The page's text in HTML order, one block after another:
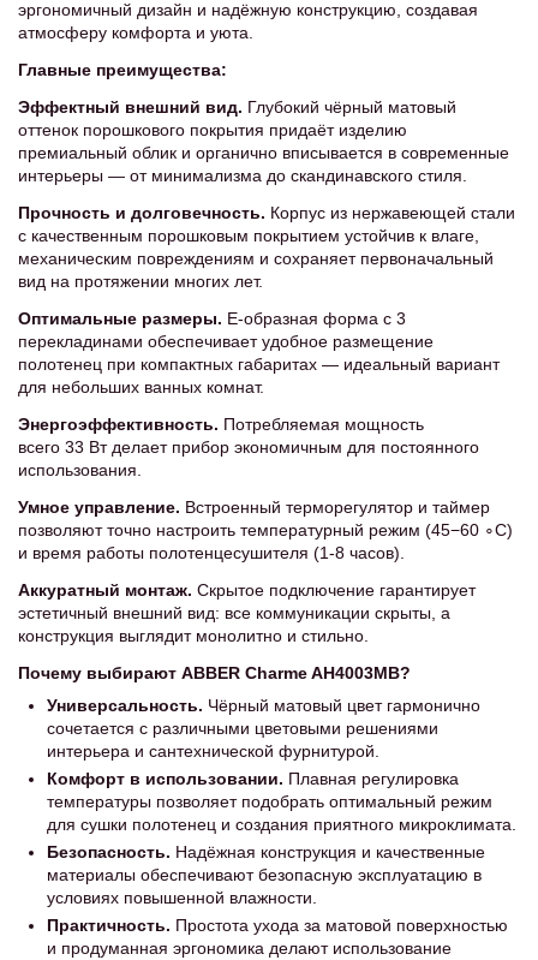
эргономичный дизайн и надёжную конструкцию, создавая
атмосферу комфорта и уюта.
Главные преимущества:
Эффектный внешний вид. Глубокий чёрный матовый
оттенок порошкового покрытия придаёт изделию
премиальный облик и органично вписывается в современные
интерьеры — от минимализма до скандинавского стиля.
Прочность и долговечность. Корпус из нержавеющей стали
с качественным порошковым покрытием устойчив к влаге,
механическим повреждениям и сохраняет первоначальный
вид на протяжении многих лет.
Оптимальные размеры. E‑образная форма с 3
перекладинами обеспечивает удобное размещение
полотенец при компактных габаритах — идеальный вариант
для небольших ванных комнат.
Энергоэффективность. Потребляемая мощность
всего 33 Вт делает прибор экономичным для постоянного
использования.
Умное управление. Встроенный терморегулятор и таймер
позволяют точно настроить температурный режим (45−60 ∘С)
и время работы полотенцесушителя (1-8 часов).
Аккуратный монтаж. Скрытое подключение гарантирует
эстетичный внешний вид: все коммуникации скрыты, а
конструкция выглядит монолитно и стильно.
Почему выбирают ABBER Charme AH4003MB?
Универсальность. Чёрный матовый цвет гармонично
сочетается с различными цветовыми решениями
интерьера и сантехнической фурнитурой.
Комфорт в использовании. Плавная регулировка
температуры позволяет подобрать оптимальный режим
для сушки полотенец и создания приятного микроклимата.
Безопасность. Надёжная конструкция и качественные
материалы обеспечивают безопасную эксплуатацию в
условиях повышенной влажности.
Практичность. Простота ухода за матовой поверхностью
и продуманная эргономика делают использование